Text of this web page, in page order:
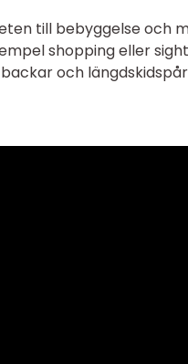
till bebyggelse och
shopping eller
och